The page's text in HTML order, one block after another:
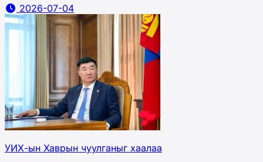
2026-07-04
УИХ-ын Хаврын чуулганыг хаалаа